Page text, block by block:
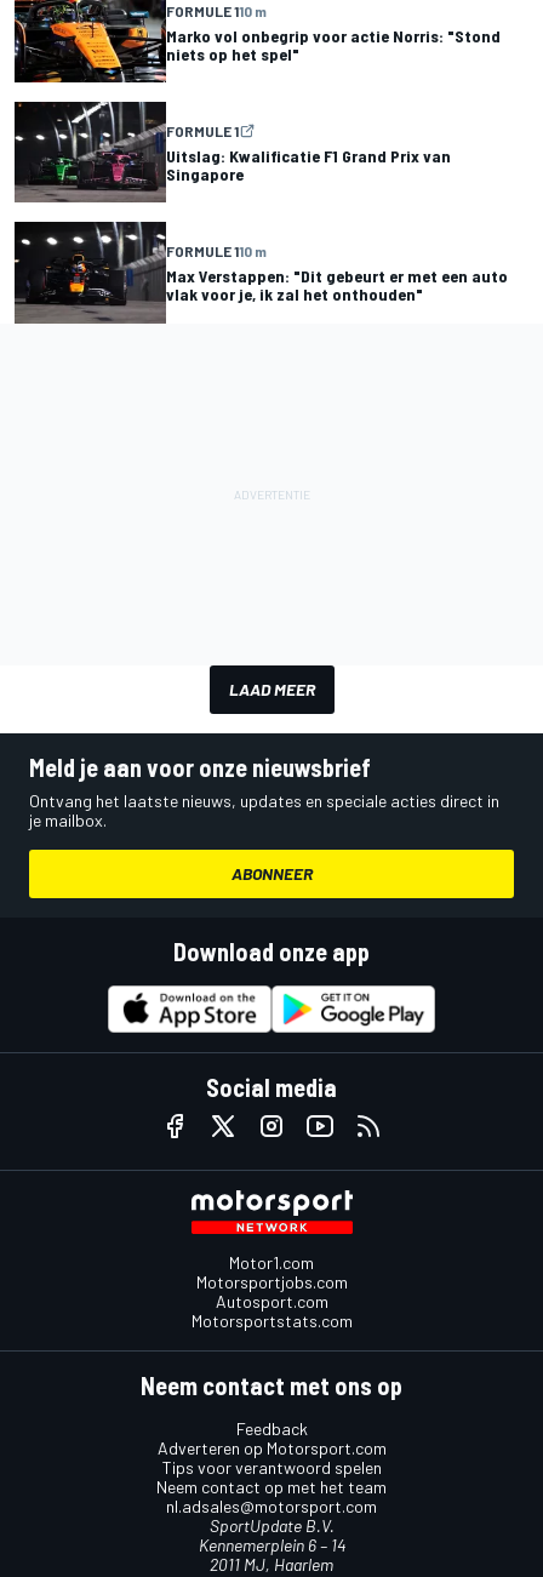
FORMULE 110 m
Marko vol onbegrip voor actie Norris: "Stond
niets op het spel"
FORMULE 1
Uitslag: Kwalificatie F1 Grand Prix van
Singapore
FORMULE 110 m
Max Verstappen: "Dit gebeurt er met een auto
vlak voor je, ik zal het onthouden"
LAAD MEER
Meld je aan voor onze nieuwsbrief
Ontvang het laatste nieuws, updates en speciale acties direct in
je mailbox.
ABONNEER
Download onze app
Social media
Motor1.com
Motorsportjobs.com
Autosport.com
Motorsportstats.com
Neem contact met ons op
Feedback
Adverteren op Motorsport.com
Tips voor verantwoord spelen
Neem contact op met het team
nl.adsales@motorsport.com
SportUpdate B.V.
Kennemerplein 6 – 14
2011 MJ, Haarlem